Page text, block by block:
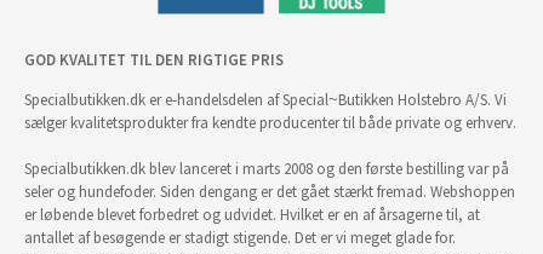
GOD KVALITET TIL DEN RIGTIGE PRIS
Specialbutikken.dk er e-handelsdelen af Special~Butikken Holstebro A/S. Vi
sælger kvalitetsprodukter fra kendte producenter til både private og erhverv.
Specialbutikken.dk blev lanceret i marts 2008 og den første bestilling var på
seler og hundefoder. Siden dengang er det gået stærkt fremad. Webshoppen
er løbende blevet forbedret og udvidet. Hvilket er en af årsagerne til, at
antallet af besøgende er stadigt stigende. Det er vi meget glade for.